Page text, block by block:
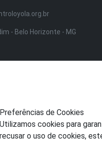
- Belo Horizonte - MG
Preferências de Cookies
Utilizamos cookies para
recusar o uso de cookies,